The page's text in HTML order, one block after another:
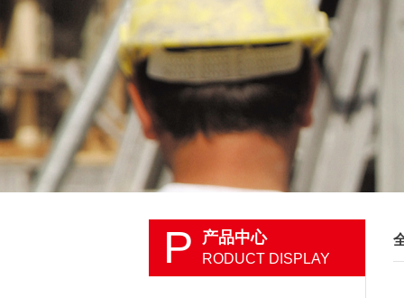
P 产品中心
RODUCT DISPLAY